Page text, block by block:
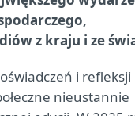
z kraju i ze
i refleksji
nieustannie